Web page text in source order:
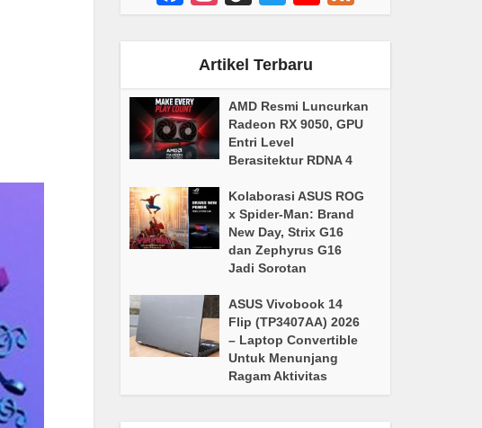
Channel
Artikel Terbaru
AMD Resmi Luncurkan
Radeon RX 9050, GPU
Entri Level
Berasitektur RDNA 4
Kolaborasi ASUS ROG
x Spider-Man: Brand
New Day, Strix G16
dan Zephyrus G16
Jadi Sorotan
ASUS Vivobook 14
Flip (TP3407AA) 2026
– Laptop Convertible
Untuk Menunjang
Ragam Aktivitas